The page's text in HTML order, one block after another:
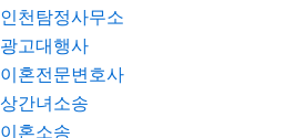
인천탐정사무소
광고대행사
이혼전문변호사
상간녀소송
이혼소송